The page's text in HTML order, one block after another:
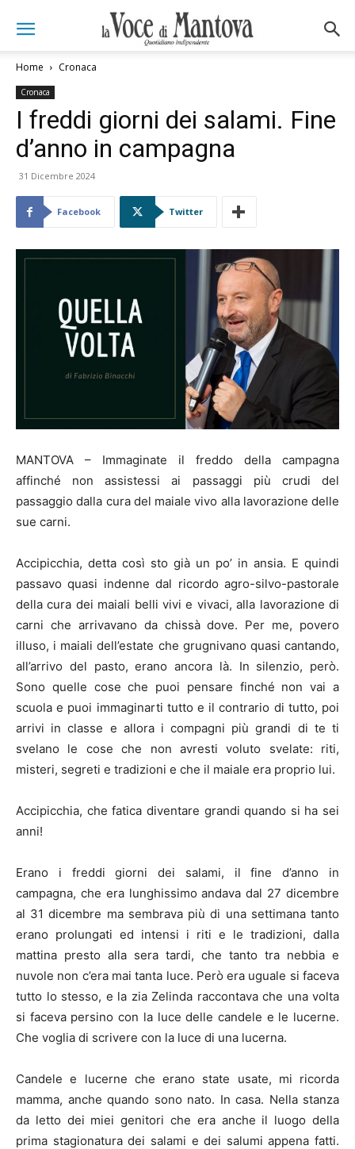
Home Cronaca
Cronaca
I freddi giorni dei salami. Fine
d’anno in campagna
31 Dicembre 2024
Facebook Twitter
MANTOVA – Immaginate il freddo della campagna
affinché non assistessi ai passaggi più crudi del
passaggio dalla cura del maiale vivo alla lavorazione delle
sue carni.
Accipicchia, detta così sto già un po’ in ansia. E quindi
passavo quasi indenne dal ricordo agro-silvo-pastorale
della cura dei maiali belli vivi e vivaci, alla lavorazione di
carni che arrivavano da chissà dove. Per me, povero
illuso, i maiali dell’estate che grugnivano quasi cantando,
all’arrivo del pasto, erano ancora là. In silenzio, però.
Sono quelle cose che puoi pensare finché non vai a
scuola e puoi immaginarti tutto e il contrario di tutto, poi
arrivi in classe e allora i compagni più grandi di te ti
svelano le cose che non avresti voluto svelate: riti,
misteri, segreti e tradizioni e che il maiale era proprio lui.
Accipicchia, che fatica diventare grandi quando si ha sei
anni!
Erano i freddi giorni dei salami, il fine d’anno in
campagna, che era lunghissimo andava dal 27 dicembre
al 31 dicembre ma sembrava più di una settimana tanto
erano prolungati ed intensi i riti e le tradizioni, dalla
mattina presto alla sera tardi, che tanto tra nebbia e
nuvole non c’era mai tanta luce. Però era uguale si faceva
tutto lo stesso, e la zia Zelinda raccontava che una volta
si faceva persino con la luce delle candele e le lucerne.
Che voglia di scrivere con la luce di una lucerna.
Candele e lucerne che erano state usate, mi ricorda
mamma, anche quando sono nato. In casa. Nella stanza
da letto dei miei genitori che era anche il luogo della
prima stagionatura dei salami e dei salumi appena fatti.